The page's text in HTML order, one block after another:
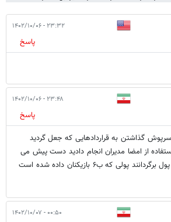
۲۳:۳۲ - ۱۴۰۲/۱۰/۰۶
پاسخ
۲۳:۴۸ - ۱۴۰۲/۱۰/۰۶
پاسخ
سرپوش گذاشتن به قراردادهایی که جعل گردید
از امضا مدیران انجام دادید دست پیش می
زنید که پس نخورید کدام پول برگردانند پولی که ب۶ بازیکنان داده شده است
۰۰:۵۰ - ۱۴۰۲/۱۰/۰۷